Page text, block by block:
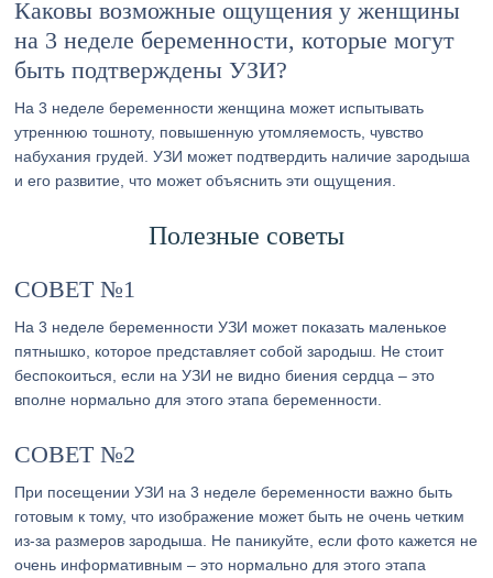
Каковы возможные ощущения у женщины
на 3 неделе беременности, которые могут
быть подтверждены УЗИ?
На 3 неделе беременности женщина может испытывать
утреннюю тошноту, повышенную утомляемость, чувство
набухания грудей. УЗИ может подтвердить наличие зародыша
и его развитие, что может объяснить эти ощущения.
Полезные советы
СОВЕТ №1
На 3 неделе беременности УЗИ может показать маленькое
пятнышко, которое представляет собой зародыш. Не стоит
беспокоиться, если на УЗИ не видно биения сердца – это
вполне нормально для этого этапа беременности.
СОВЕТ №2
При посещении УЗИ на 3 неделе беременности важно быть
готовым к тому, что изображение может быть не очень четким
из-за размеров зародыша. Не паникуйте, если фото кажется не
очень информативным – это нормально для этого этапа